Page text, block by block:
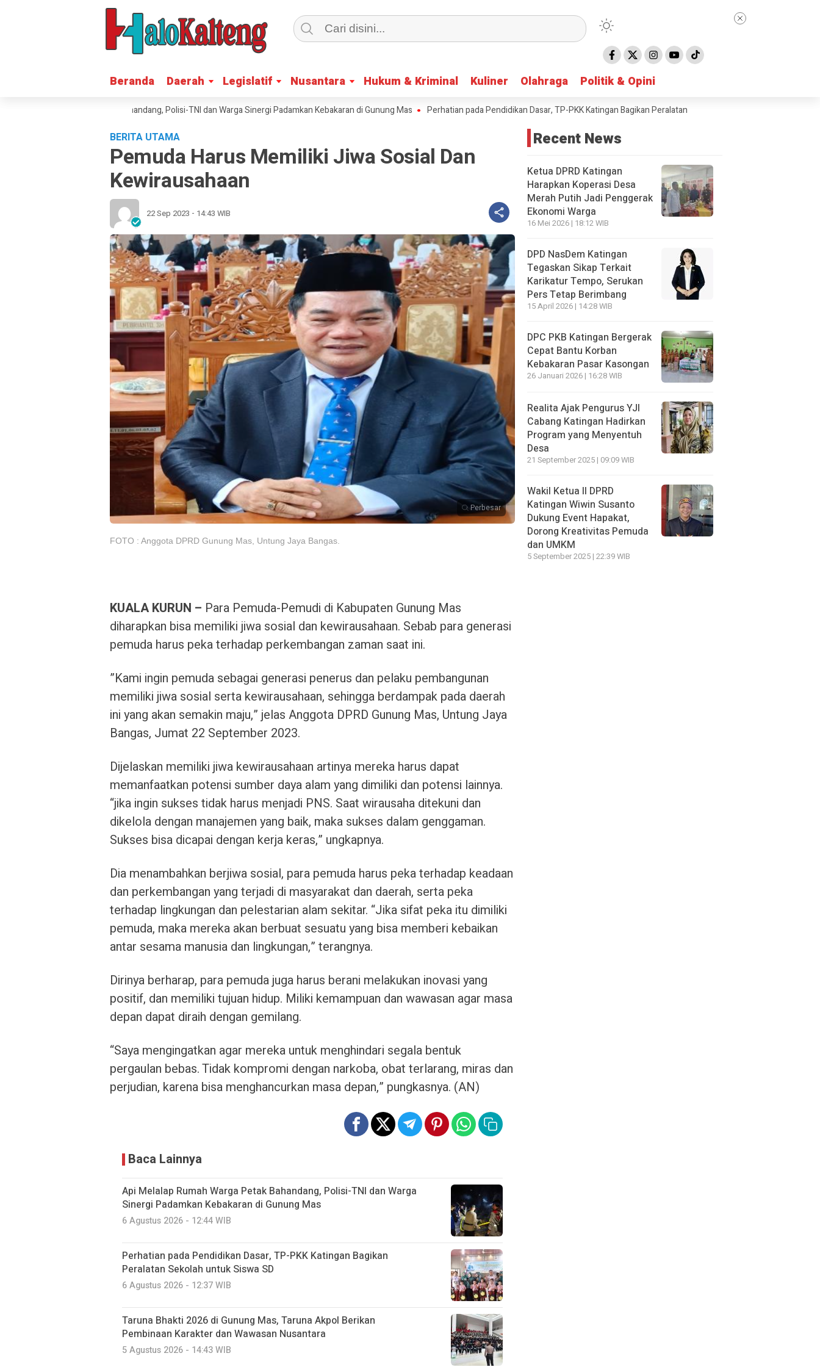
Beranda Daerah Legislatif Nusantara Hukum & Kriminal Kuliner Olahraga Politik & Opini
Beranda Daerah Legislatif Nusantara Hukum & Kriminal Kuliner Olahraga Politik & Opini
Rumah Warga Petak Bahandang, Polisi-TNI dan Warga Sinergi Padamkan Kebakaran di Gunung Mas Perhatian pada Pendidikan Dasar, TP-PKK Katingan Bagikan Peralatan Sekolah untuk Siswa SD
BERITA UTAMA
Pemuda Harus Memiliki Jiwa Sosial Dan
Kewirausahaan
22 Sep 2023 - 14:43 WIB
Perbesar
FOTO : Anggota DPRD Gunung Mas, Untung Jaya Bangas.
KUALA KURUN – Para Pemuda-Pemudi di Kabupaten Gunung Mas
diharapkan bisa memiliki jiwa sosial dan kewirausahaan. Sebab para generasi
pemuda harus peka terhadap perkembangan zaman saat ini.
”Kami ingin pemuda sebagai generasi penerus dan pelaku pembangunan
memiliki jiwa sosial serta kewirausahaan, sehingga berdampak pada daerah
ini yang akan semakin maju,” jelas Anggota DPRD Gunung Mas, Untung Jaya
Bangas, Jumat 22 September 2023.
Dijelaskan memiliki jiwa kewirausahaan artinya mereka harus dapat
memanfaatkan potensi sumber daya alam yang dimiliki dan potensi lainnya.
“jika ingin sukses tidak harus menjadi PNS. Saat wirausaha ditekuni dan
dikelola dengan manajemen yang baik, maka sukses dalam genggaman.
Sukses bisa dicapai dengan kerja keras,” ungkapnya.
Dia menambahkan berjiwa sosial, para pemuda harus peka terhadap keadaan
dan perkembangan yang terjadi di masyarakat dan daerah, serta peka
terhadap lingkungan dan pelestarian alam sekitar. “Jika sifat peka itu dimiliki
pemuda, maka mereka akan berbuat sesuatu yang bisa memberi kebaikan
antar sesama manusia dan lingkungan,” terangnya.
Dirinya berharap, para pemuda juga harus berani melakukan inovasi yang
positif, dan memiliki tujuan hidup. Miliki kemampuan dan wawasan agar masa
depan dapat diraih dengan gemilang.
“Saya mengingatkan agar mereka untuk menghindari segala bentuk
pergaulan bebas. Tidak kompromi dengan narkoba, obat terlarang, miras dan
perjudian, karena bisa menghancurkan masa depan,” pungkasnya. (AN)
Baca Lainnya
Api Melalap Rumah Warga Petak Bahandang, Polisi-TNI dan Warga
Sinergi Padamkan Kebakaran di Gunung Mas
6 Agustus 2026 - 12:44 WIB
Perhatian pada Pendidikan Dasar, TP-PKK Katingan Bagikan
Peralatan Sekolah untuk Siswa SD
6 Agustus 2026 - 12:37 WIB
Taruna Bhakti 2026 di Gunung Mas, Taruna Akpol Berikan
Pembinaan Karakter dan Wawasan Nusantara
5 Agustus 2026 - 14:43 WIB
Recent News
Ketua DPRD Katingan
Harapkan Koperasi Desa
Merah Putih Jadi Penggerak
Ekonomi Warga
16 Mei 2026 | 18:12 WIB
DPD NasDem Katingan
Tegaskan Sikap Terkait
Karikatur Tempo, Serukan
Pers Tetap Berimbang
15 April 2026 | 14:28 WIB
DPC PKB Katingan Bergerak
Cepat Bantu Korban
Kebakaran Pasar Kasongan
26 Januari 2026 | 16:28 WIB
Realita Ajak Pengurus YJI
Cabang Katingan Hadirkan
Program yang Menyentuh
Desa
21 September 2025 | 09:09 WIB
Wakil Ketua II DPRD
Katingan Wiwin Susanto
Dukung Event Hapakat,
Dorong Kreativitas Pemuda
dan UMKM
5 September 2025 | 22:39 WIB